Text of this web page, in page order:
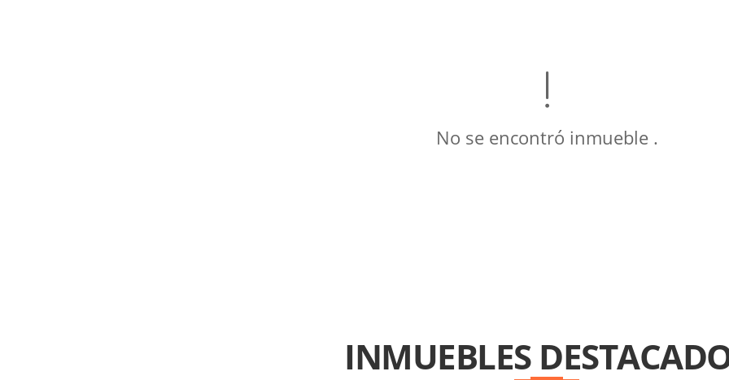
No se encontró inmueble .
INMUEBLES